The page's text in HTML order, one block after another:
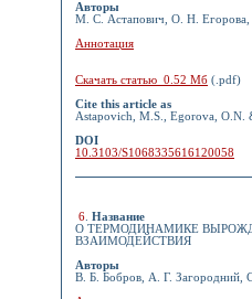
Авторы
М. С. Астапович, О. Н.
Аннотация
Скачать статью 0.52 Мб (.pdf)
Cite this article as
Astapovich, M.S., Egorova, O.N.
DOI
10.3103/S1068335616120058
6 Название
О ТЕРМОДИНАМИКЕ
ВЗАИМОДЕЙСТВИЯ
Авторы
В. Б. Бобров, А. Г. Загородний,